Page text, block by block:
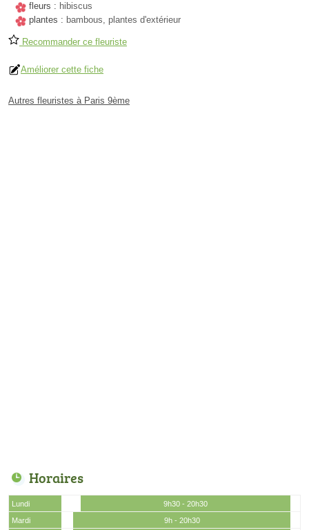
fleurs : hibiscus
plantes : bambous, plantes d'extérieur
Recommander ce fleuriste
Améliorer cette fiche
Autres fleuristes à Paris 9ème
Horaires
Lundi
9h30 - 20h30
Mardi
9h - 20h30